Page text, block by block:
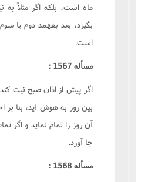
ماه است، بلکه اگر مثلاً به
بگیرد، بعد بفهمد دوم یا
است.
مسأله 1567 :
اگر پیش از اذان صبح نیت
بین روز به هوش آید، بنا بر
آن روز را تمام نماید و اگر
جا آورد.
مسأله 1568 :